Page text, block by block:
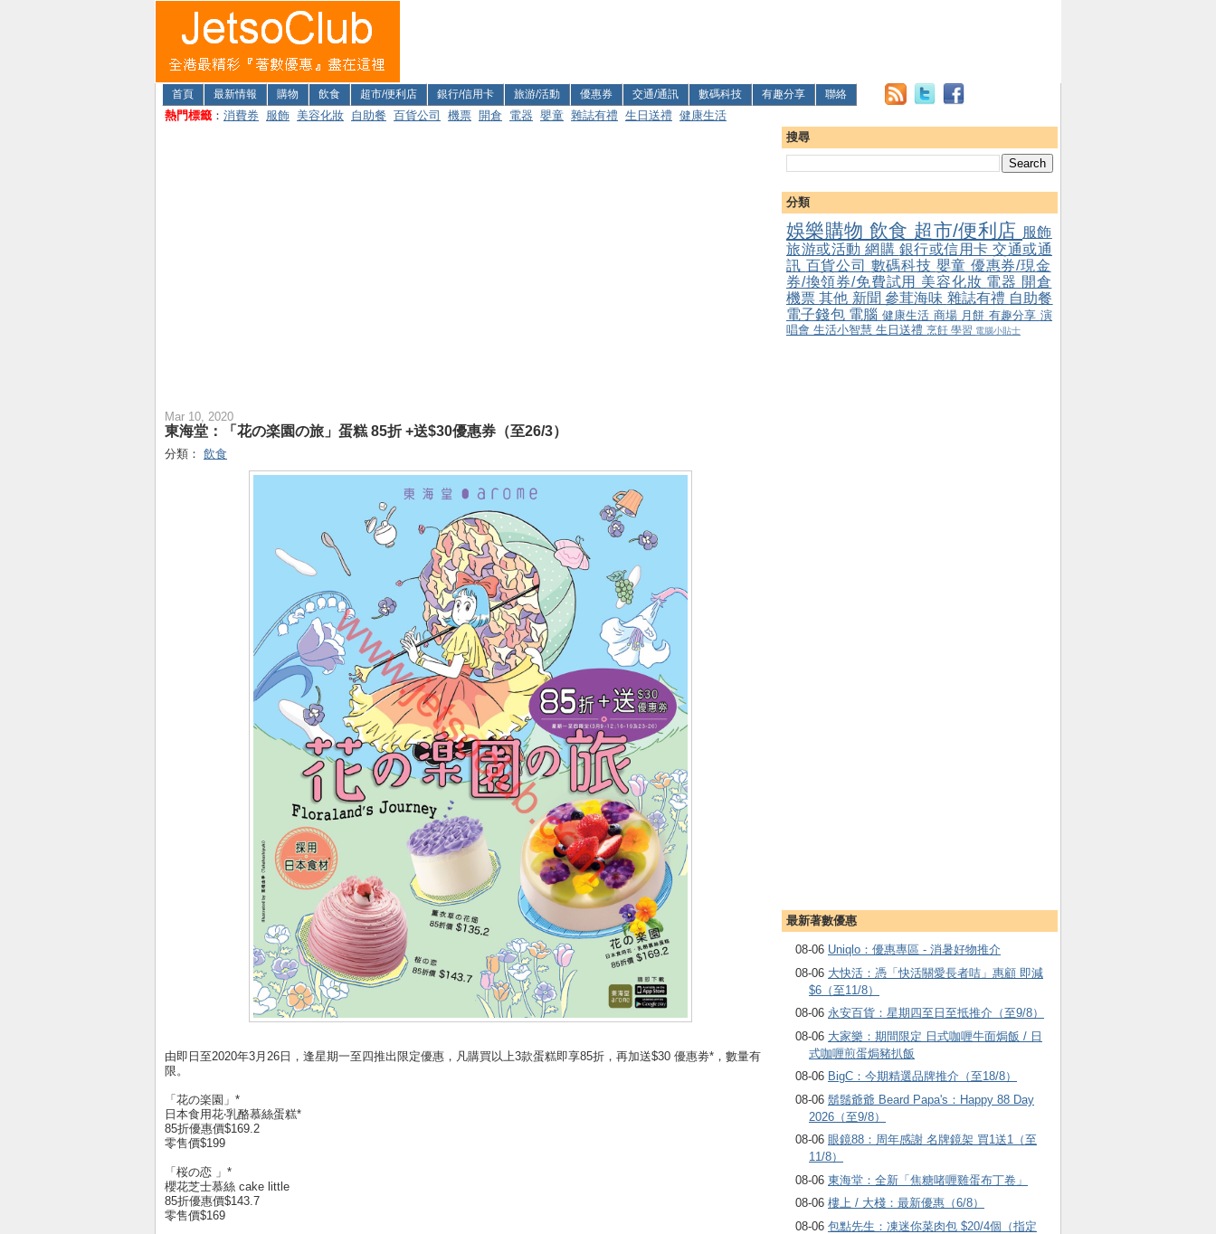
首頁 最新情報 購物 飲食 超市/便利店 銀行/信用卡 旅游/活動 優惠券 交通/通訊 數碼科技 有趣分享 聯絡
熱門標籤 ： 消費券 服飾 美容化妝 自助餐 百貨公司 機票 開倉 電器 嬰童 雜誌有禮 生日送禮 健康生活
搜尋
分類
娛樂購物 飲食 超市/便利店 服飾
旅游或活動 網購 銀行或信用卡 交通或通
訊 百貨公司 數碼科技 嬰童 優惠券/現金
券/換領券/免費試用 美容化妝 電器 開倉
機票其他 新聞參茸海味 雜誌有禮 自助餐
電子錢包 電腦 健康生活 商場 月餅 有趣分享 演
唱會 生活小智慧 生日送禮 烹飪 學習 電腦小貼士
最新著數優惠
08-06 Uniqlo：優惠專區 - 消暑好物推介
08-06 大快活：憑「快活關愛長者咭」惠顧 即減
$6（至11/8）
08-06 永安百貨：星期四至日至抵推介（至9/8）
08-06 大家樂：期間限定 日式咖喱牛面焗飯 / 日
式咖喱煎蛋焗豬扒飯
08-06 BigC：今期精選品牌推介（至18/8）
08-06 鬍鬚爺爺 Beard Papa's：Happy 88 Day
2026（至9/8）
08-06 眼鏡88：周年感謝 名牌鏡架 買1送1（至
11/8）
08-06 東海堂：全新「焦糖啫喱雞蛋布丁卷」
08-06 樓上 / 大棧：最新優惠（6/8）
08-06 包點先生：凍迷你菜肉包 $20/4個（指定
Mar 10, 2020
東海堂：「花の楽園の旅」蛋糕 85折 +送$30優惠券（至26/3）
分類： 飲食
由即日至2020年3月26日，逢星期一至四推出限定優惠，凡購買以上3款蛋糕即享85折，再加送$30 優惠劵*，數量有
限。
「花の楽園」*
日本食用花‧乳酪慕絲蛋糕*
85折優惠價$169.2
零售價$199
「桜の恋 」*
櫻花芝士慕絲 cake little
85折優惠價$143.7
零售價$169